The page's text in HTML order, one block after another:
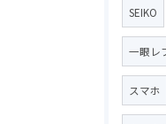
SEIKO
一眼レ
スマホ